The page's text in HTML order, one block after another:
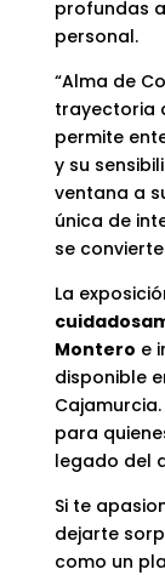
profundas
personal.
“Alma de
trayectoria
permite
y su
ventana a
única de
se
La
Montero e
disponible
para
legado del
Si te
dejarte
como un